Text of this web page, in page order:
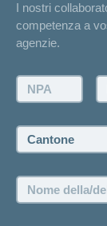
Annuncio
Contatto
Farsi contattare
Fissare un
Offerte di
I nostri
competenza a
agenzie.
NPA:
Cantone:
Nome
della/del